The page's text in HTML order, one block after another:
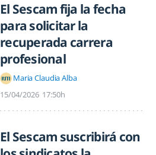
El Sescam fija la fecha
para solicitar la
recuperada carrera
profesional
Maria Claudia Alba
15/04/2026 17:50h
El Sescam suscribirá con